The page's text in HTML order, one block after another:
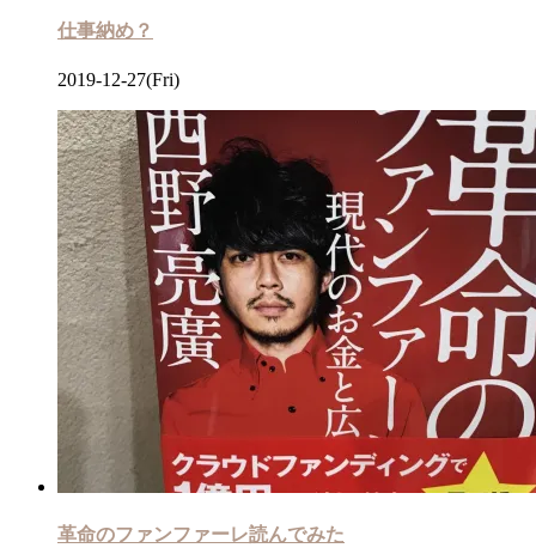
仕事納め？
2019-12-27(Fri)
革命のファンファーレ読んでみた